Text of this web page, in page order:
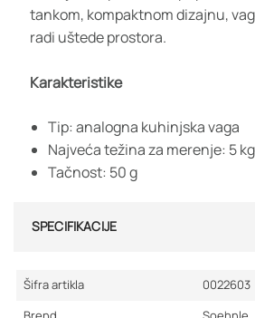
tankom, kompaktnom dizajnu,
radi uštede prostora.
Karakteristike
Tip: analogna kuhinjska vaga
Najveća težina za merenje: 5 kg
Tačnost: 50 g
SPECIFIKACIJE
Šifra artikla
0022603